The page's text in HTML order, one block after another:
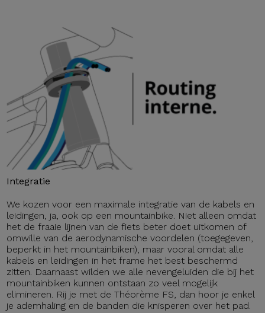
Integratie
We kozen voor een maximale integratie van de kabels en
leidingen, ja, ook op een mountainbike. Niet alleen omdat
het de fraaie lijnen van de fiets beter doet uitkomen of
omwille van de aerodynamische voordelen (toegegeven,
beperkt in het mountainbiken), maar vooral omdat alle
kabels en leidingen in het frame het best beschermd
zitten. Daarnaast wilden we alle nevengeluiden die bij het
mountainbiken kunnen ontstaan zo veel mogelijk
elimineren. Rij je met de Théorème FS, dan hoor je enkel
je ademhaling en de banden die knisperen over het pad.